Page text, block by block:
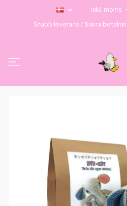
Inkl. moms
Snabb leverans / Säkra